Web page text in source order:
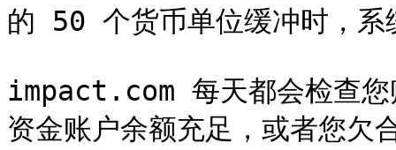
的 50 个货币单位缓冲时，系
impact.com 每天都会检查您
资金账户余额充足，或者您